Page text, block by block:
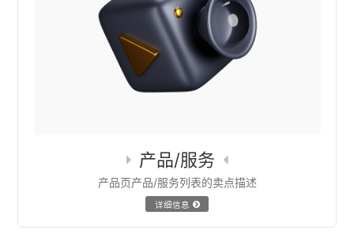
产品/服务
产品页产品/服务列表的卖点描述
详细信息